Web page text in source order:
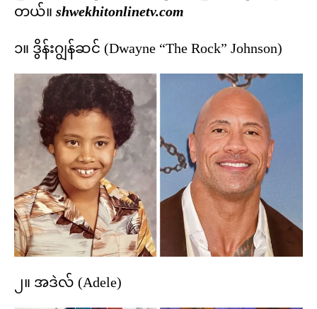
တယ်။ shwekhitonlinetv.com
၁။ ဒွိန်းဂျွန်ဆင် (Dwayne “The Rock” Johnson)
၂။ အဒဲလ် (Adele)